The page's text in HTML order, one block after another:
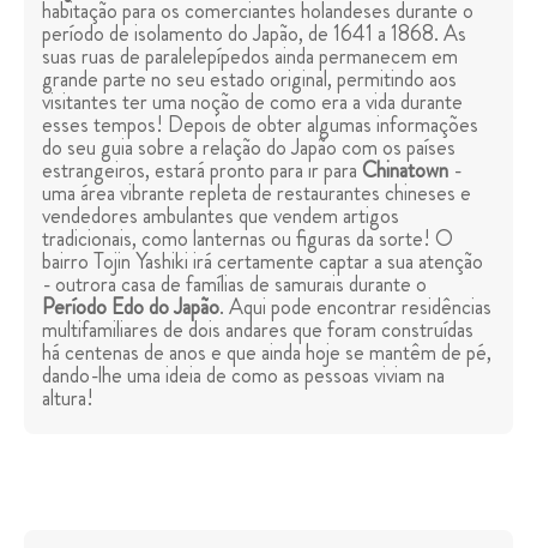
habitação para os comerciantes holandeses durante o
período de isolamento do Japão, de 1641 a 1868. As
suas ruas de paralelepípedos ainda permanecem em
grande parte no seu estado original, permitindo aos
visitantes ter uma noção de como era a vida durante
esses tempos! Depois de obter algumas informações
do seu guia sobre a relação do Japão com os países
estrangeiros, estará pronto para ir paraChinatown -
uma área vibrante repleta de restaurantes chineses e
vendedores ambulantes que vendem artigos
tradicionais, como lanternas ou figuras da sorte! O
bairro Tojin Yashiki irá certamente captar a sua atenção
- outrora casa de famílias de samurais durante o
Período Edo do Japão. Aqui pode encontrar residências
multifamiliares de dois andares que foram construídas
há centenas de anos e que ainda hoje se mantêm de pé,
dando-lhe uma ideia de como as pessoas viviam na
altura!